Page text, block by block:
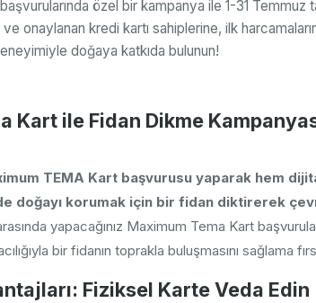
özel bir kampanya ile 1-31 Temmuz
onaylanan kredi kartı sahiplerine, ilk
doğaya katkıda bulunun!
Kart ile Fidan Dikme
TEMA Kart başvurusu yaparak hem
doğayı korumak için bir fidan diktirerek
yapacağınız Maximum Tema Kart
bir fidanın toprakla buluşmasını sağlama
Fiziksel Karte Veda Edin